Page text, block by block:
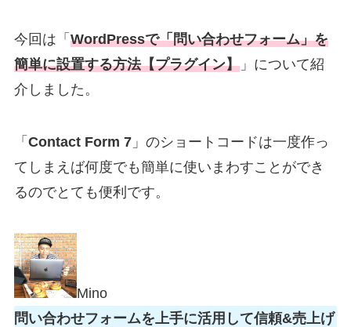
今回は「 WordPressで「問い合わせフォーム」を
簡単に設置する方法【プラグイン】」について紹
介しました。
「 Contact Form 7」のショートコードは一度作っ
てしまえば何度でも簡単に使いまわすことができ
るのでとても便利です。
Mino
問い合わせフォームを上手に活用して信頼&売上げ